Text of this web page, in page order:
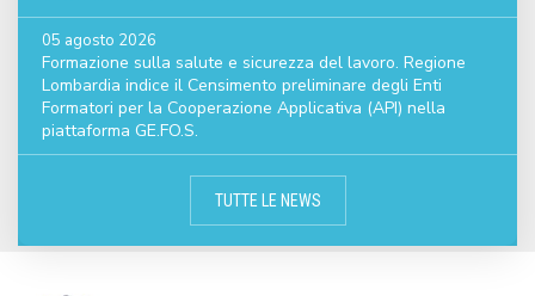
05 agosto 2026
Formazione sulla salute e sicurezza del lavoro. Regione
Lombardia indice il Censimento preliminare degli Enti
Formatori per la Cooperazione Applicativa (API) nella
piattaforma GE.FO.S.
TUTTE LE NEWS